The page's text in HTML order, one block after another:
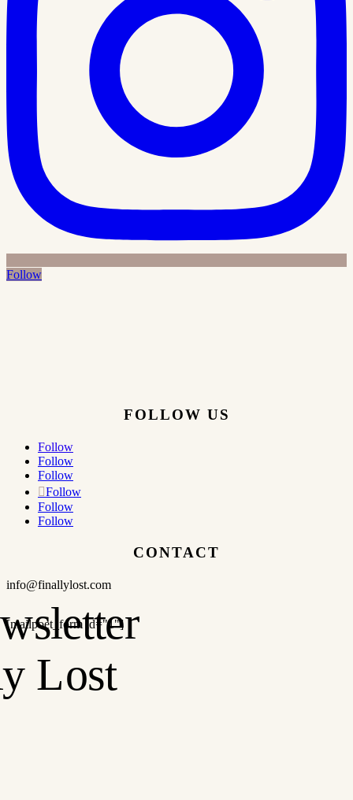
Follow
FOLLOW US
Follow
Follow
Follow
Follow
Follow
Follow
CONTACT
info@finallylost.com
[mailpoet_form id="1"]